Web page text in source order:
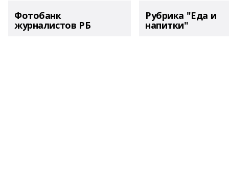
Фотобанк
журналистов РБ
Рубрика "Еда и
напитки"